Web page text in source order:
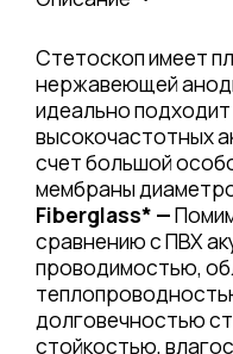
Стетоскоп имеет
нержавеющей
идеально
высокочастотных
счет большой
мембраны
Fiberglass* —
сравнению с ПВХ
проводимостью,
долговечностью
стойкостью,